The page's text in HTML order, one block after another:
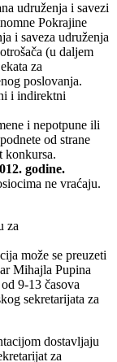
udruženja i savezi
Pokrajine
i saveza udruženja
(u daljem
za
poslovanja.
i indirektni
i nepotpune ili
od strane
konkursa.
godine.
ne vraćaju.
za
može se preuzeti
Mihajla Pupina
9-13 časova
sekretarijata za
dostavljaju
za